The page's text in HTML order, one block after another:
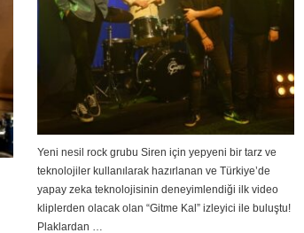
Yeni nesil rock grubu Siren için yepyeni bir tarz ve
teknolojiler kullanılarak hazırlanan ve Türkiye’de
yapay zeka teknolojisinin deneyimlendiği ilk video
kliplerden olacak olan “Gitme Kal” izleyici ile buluştu!
Plaklardan …